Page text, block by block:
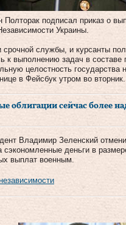
Полторак подписал приказ о
Украины.
службы, и курсанты
к выполнению задач в
целостность
в Фейсбук утром во вторник.
облигации сейчас более
Владимир Зеленский
деньги в
выплат военным.